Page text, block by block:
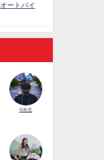
オートバイ
G先生